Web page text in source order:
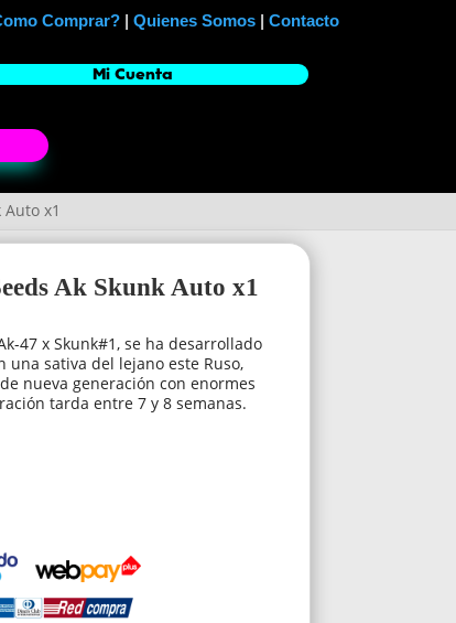
Comprar? |Quienes Somos |Contacto
Mi Cuenta
x1
Ak Skunk Auto x1
47 x Skunk#1, se ha desarrollado
sativa del lejano este Ruso,
nueva generación con enormes
tarda entre 7 y 8 semanas.